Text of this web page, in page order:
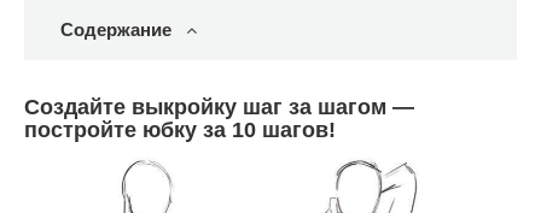
Содержание
Создайте выкройку шаг за шагом —
постройте юбку за 10 шагов!